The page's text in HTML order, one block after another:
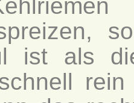
ist als